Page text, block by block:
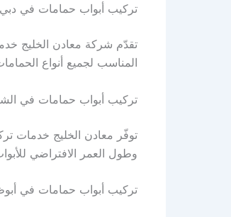
تركيب أبواب حمامات في دبي
تقدّم شركة معادن الخليج
المناسب لجميع أنواع
تركيب أبواب حمامات في
توفّر معادن الخليج خدمات
وطول العمر الافتراضي
تركيب أبواب حمامات في